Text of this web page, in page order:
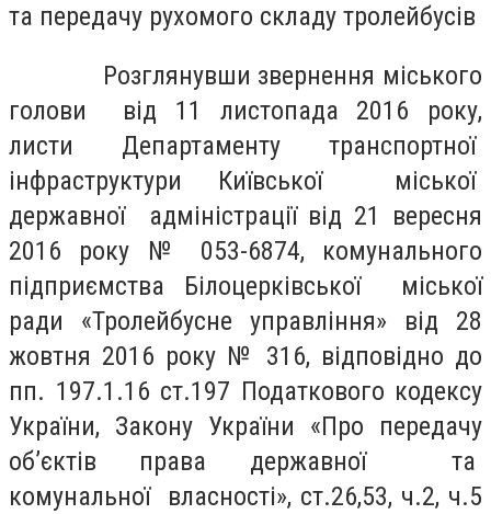
та передачу рухомого складу тролейбусів
Розглянувши звернення міського
голови від 11 листопада 2016 року,
листи Департаменту транспортної
інфраструктури Київської міської
державної адміністрації від 21 вересня
2016 року № 053-6874, комунального
підприємства Білоцерківської міської
ради «Тролейбусне управління» від 28
жовтня 2016 року № 316, відповідно до
пп. 197.1.16 ст.197 Податкового кодексу
України, Закону України «Про передачу
об’єктів права державної та
комунальної власності», ст.26,53, ч.2, ч.5